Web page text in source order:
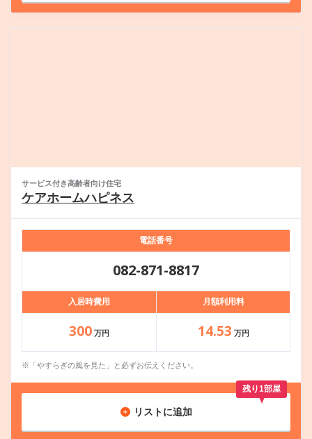
サービス付き高齢者向け住宅
ケアホームハピネス
電話番号
082-871-8817
入居時費用 月額利用料
300 万円 14.53 万円
※「やすらぎの風を見た」と必ずお伝えください。
リストに追加
残り1部屋